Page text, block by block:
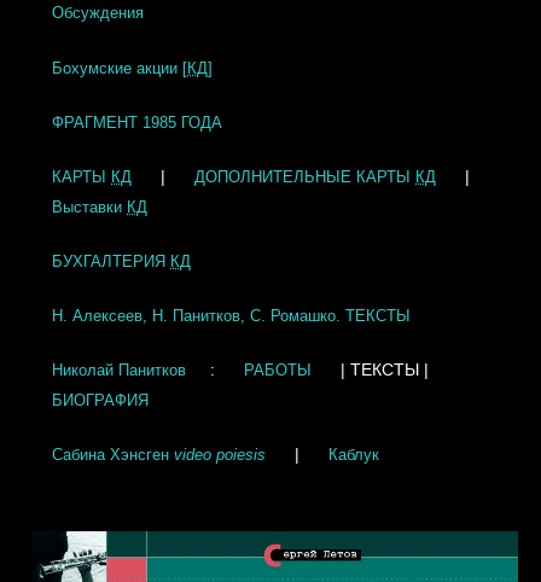
Обсуждения
Бохумские акции [КД]
ФРАГМЕНТ 1985 ГОДА
КАРТЫ КД | ДОПОЛНИТЕЛЬНЫЕ КАРТЫ КД |
Выставки КД
БУХГАЛТЕРИЯ КД
Н. Алексеев, Н. Панитков, С. Ромашко. ТЕКСТЫ
Николай Панитков : РАБОТЫ | ТЕКСТЫ |
БИОГРАФИЯ
Сабина Хэнсген video poiesis | Каблук